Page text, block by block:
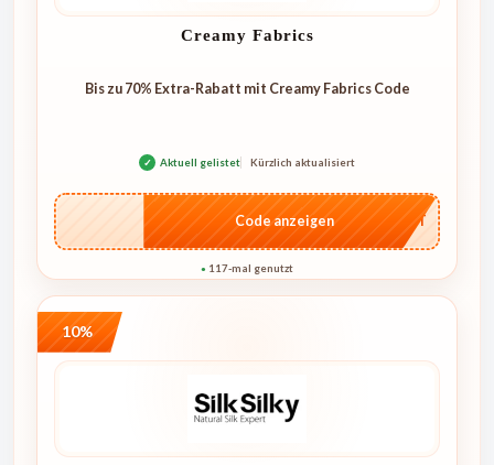
Creamy Fabrics
Bis zu 70% Extra-Rabatt mit Creamy Fabrics Code
✓ Aktuell gelistet Kürzlich aktualisiert
…CRET
Code anzeigen
● 117-mal genutzt
10%